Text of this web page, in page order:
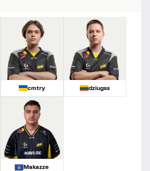
cmtry dziugss
Makazze